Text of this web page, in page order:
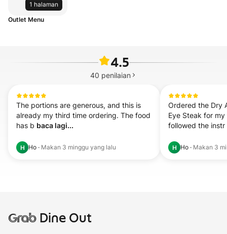
1 halaman
Outlet Menu
4.5
40 penilaian
The portions are generous, and this is
already my third time ordering. The food
has b baca lagi...
H Ho · Makan 3 minggu yang lalu
Ordered the Dry
Eye Steak for
followed the instr
H Ho · Makan 3
GrabDine Out